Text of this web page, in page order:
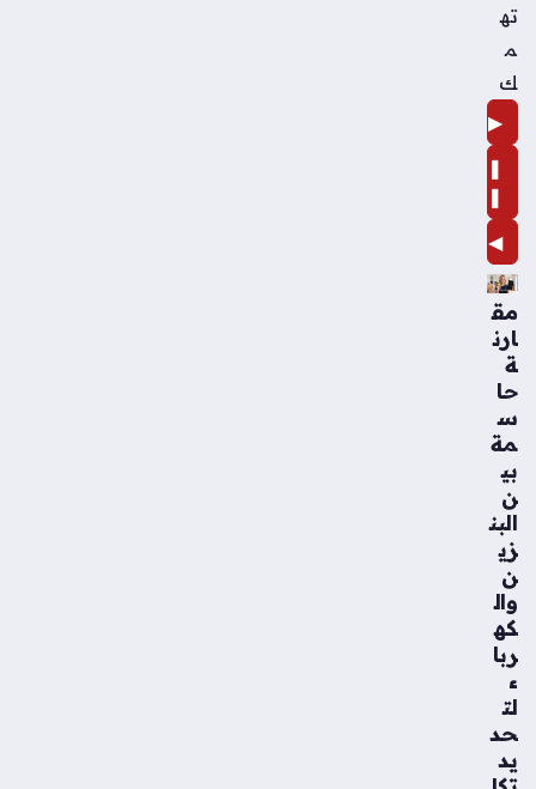
ته
م
ك
▶
❚
❚
◀
مق
ارن
ة
حا
س
مة
بي
ن
البن
زي
ن
وال
كه
ربا
ء
لت
حد
يد